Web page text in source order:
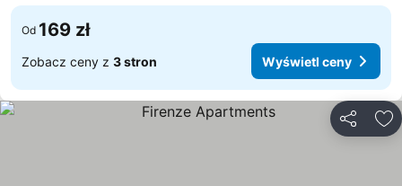
Od 169 zł
Zobacz ceny z 3 stron Wyświetl ceny